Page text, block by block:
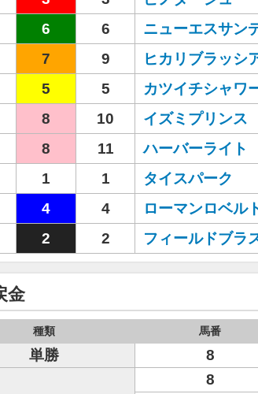
6 6 ニューエスサン
7 9 ヒカリブラッシ
5 5 カツイチシャワ
8 10 イズミプリンス
8 11 ハーバーライト
1 1 タイスパーク
4 4 ローマンロベル
2 2 フィールドブラ
金
種類 馬番
単勝 8
8